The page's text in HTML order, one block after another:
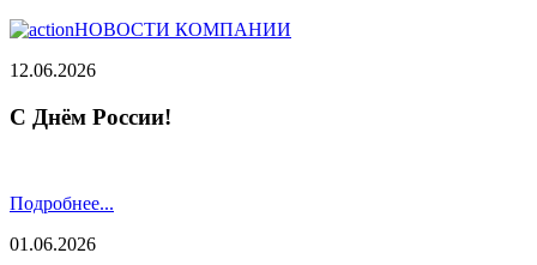
НОВОСТИ КОМПАНИИ
12.06.2026
С Днём России!
Подробнее...
01.06.2026